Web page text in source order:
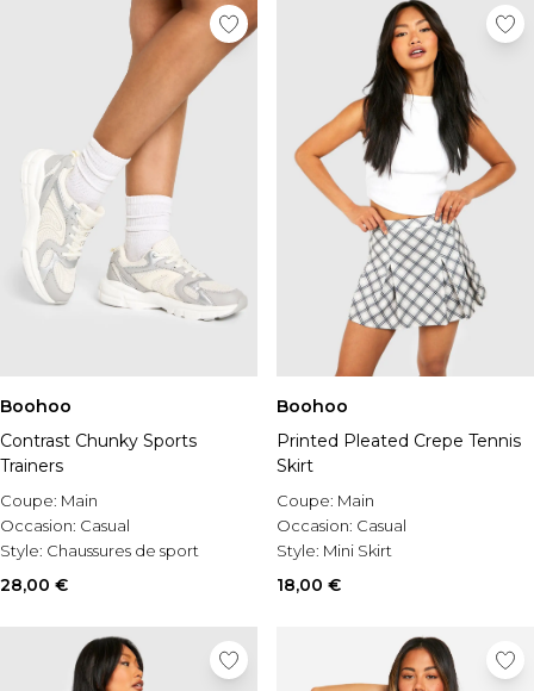
Boohoo
Contrast Chunky Sports
Trainers
Coupe: Main
Occasion: Casual
Style: Chaussures de sport
28,00 €
Boohoo
Printed Pleated Crepe Tennis
Skirt
Coupe: Main
Occasion: Casual
Style: Mini Skirt
18,00 €